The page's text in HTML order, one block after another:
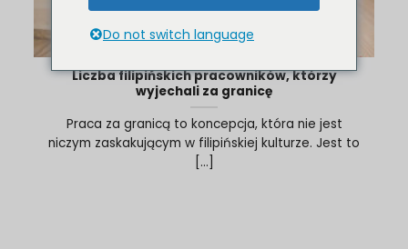
Liczba filipińskich pracowników, którzy
wyjechali za granicę
Praca za granicą to koncepcja, która nie jest
niczym zaskakującym w filipińskiej kulturze. Jest to
[...]
Do not switch language